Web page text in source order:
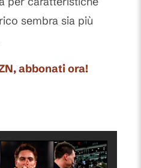
sembra sia più
abbonati ora!